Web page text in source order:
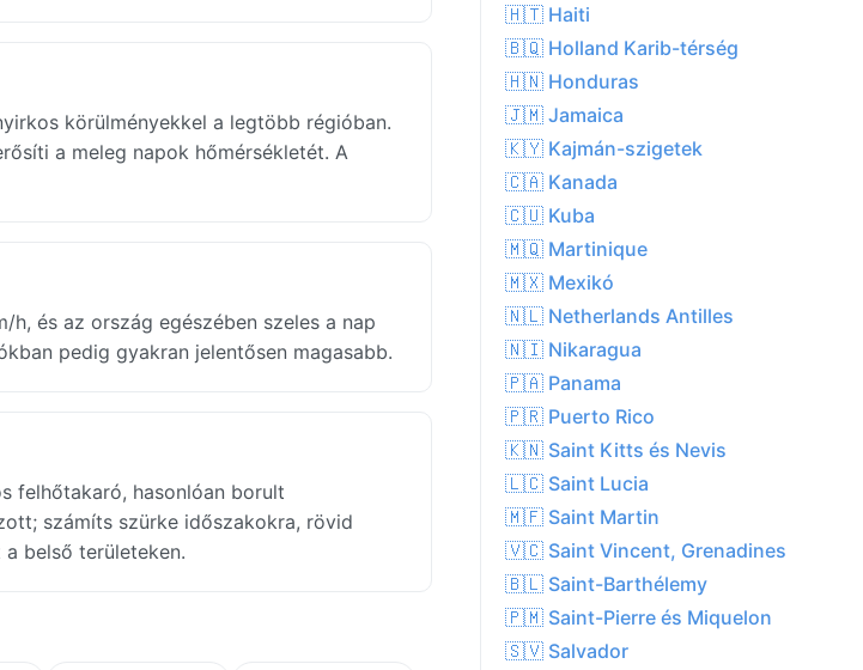
körülményekkel a legtöbb régióban.
a meleg napok hőmérsékletét. A
és az ország egészében szeles a nap
pedig gyakran jelentősen magasabb.
felhőtakaró, hasonlóan borult
számíts szürke időszakokra, rövid
belső területeken.
🇭🇹 Haiti
🇧🇶 Holland Karib-térség
🇭🇳 Honduras
🇯🇲 Jamaica
🇰🇾 Kajmán-szigetek
🇨🇦 Kanada
🇨🇺 Kuba
🇲🇶 Martinique
🇲🇽 Mexikó
🇳🇱 Netherlands Antilles
🇳🇮 Nikaragua
🇵🇦 Panama
🇵🇷 Puerto Rico
🇰🇳 Saint Kitts és Nevis
🇱🇨 Saint Lucia
🇲🇫 Saint Martin
🇻🇨 Saint Vincent, Grenadines
🇧🇱 Saint-Barthélemy
🇵🇲 Saint-Pierre és Miquelon
🇸🇻 Salvador